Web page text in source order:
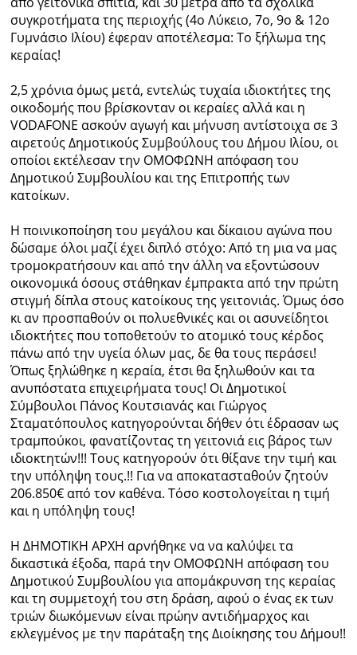
συγκροτήματα της περιοχής (4ο Λύκειο, 7ο, 9ο & 12ο
Γυμνάσιο Ιλίου) έφεραν αποτέλεσμα: Το ξήλωμα της
κεραίας!
2,5 χρόνια όμως μετά, εντελώς τυχαία ιδιοκτήτες της
οικοδομής που βρίσκονταν οι κεραίες αλλά και η
VODAFONE ασκούν αγωγή και μήνυση αντίστοιχα σε 3
αιρετούς Δημοτικούς Συμβούλους του Δήμου Ιλίου, οι
οποίοι εκτέλεσαν την ΟΜΟΦΩΝΗ απόφαση του
Δημοτικού Συμβουλίου και της Επιτροπής των
κατοίκων.
Η ποινικοποίηση του μεγάλου και δίκαιου αγώνα που
δώσαμε όλοι μαζί έχει διπλό στόχο: Από τη μια να μας
τρομοκρατήσουν και από την άλλη να εξοντώσουν
οικονομικά όσους στάθηκαν έμπρακτα από την πρώτη
στιγμή δίπλα στους κατοίκους της γειτονιάς. Όμως όσο
κι αν προσπαθούν οι πολυεθνικές και οι ασυνείδητοι
ιδιοκτήτες που τοποθετούν το ατομικό τους κέρδος
πάνω από την υγεία όλων μας, δε θα τους περάσει!
Όπως ξηλώθηκε η κεραία, έτσι θα ξηλωθούν και τα
ανυπόστατα επιχειρήματα τους! Οι Δημοτικοί
Σύμβουλοι Πάνος Κουτσιανάς και Γιώργος
Σταματόπουλος κατηγορούνται δήθεν ότι έδρασαν ως
τραμπούκοι, φανατίζοντας τη γειτονιά εις βάρος των
ιδιοκτητών!!! Τους κατηγορούν ότι θίξανε την τιμή και
την υπόληψη τους.!! Για να αποκατασταθούν ζητούν
206.850€ από τον καθένα. Τόσο κοστολογείται η τιμή
και η υπόληψη τους!
Η ΔΗΜΟΤΙΚΗ ΑΡΧΗ αρνήθηκε να να καλύψει τα
δικαστικά έξοδα, παρά την ΟΜΟΦΩΝΗ απόφαση του
Δημοτικού Συμβουλίου για απομάκρυνση της κεραίας
και τη συμμετοχή του στη δράση, αφού ο ένας εκ των
τριών διωκόμενων είναι πρώην αντιδήμαρχος και
εκλεγμένος με την παράταξη της Διοίκησης του Δήμου!!